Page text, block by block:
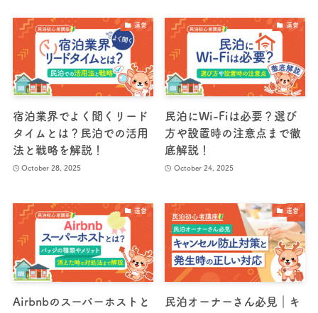
運営
宿泊業界でよく聞くリード
タイムとは？民泊での活用
法と戦略を解説！
October 28, 2025
運営
民泊にWi-Fiは必要？選び
方や設置時の注意点まで徹
底解説！
October 24, 2025
運営
Airbnbのスーパーホストと
運営
民泊オーナーさん必見｜キ